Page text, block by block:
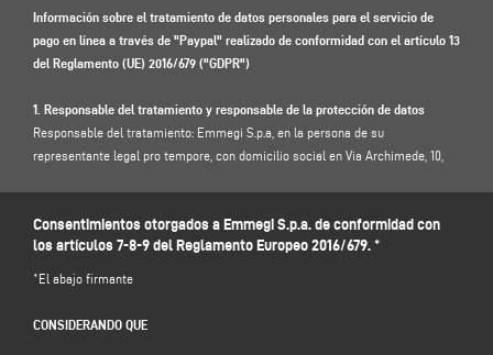
Información sobre el tratamiento de datos personales para el servicio de
pago en línea a través de "Paypal" realizado de conformidad con el artículo 13
del Reglamento (UE) 2016/679 ("GDPR")
1. Responsable del tratamiento y responsable de la protección de datos
Responsable del tratamiento: Emmegi S.p.a, en la persona de su
representante legal pro tempore, con domicilio social en Via Archimede, 10,
dirección de correo electrónico: dpo.voilap@amicadpo.eu
2. Datos personales tratados, finalidad del tratamiento y fundamento jurídico
identificación y contacto (como su nombre, apellidos, razón social, NIF, CIF,
Consentimientos otorgados a Emmegi S.p.a. de conformidad con
los artículos 7-8-9 del Reglamento Europeo 2016/679. *
*El abajo firmante
CONSIDERANDO QUE